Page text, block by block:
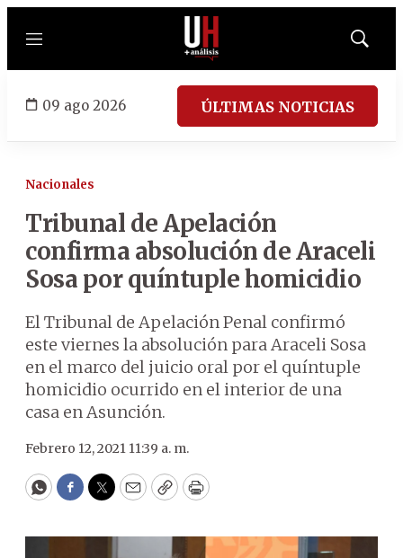
Menú
Mostrar
09 ago 2026 ÚLTIMAS NOTICIAS
Nacionales
Tribunal de Apelación
confirma absolución de Araceli
Sosa por quíntuple homicidio
El Tribunal de Apelación Penal confirmó
este viernes la absolución para Araceli Sosa
en el marco del juicio oral por el quíntuple
homicidio ocurrido en el interior de una
casa en Asunción.
Febrero 12, 2021 11:39 a. m.
WhatsApp
Facebook
Twitter
EmailCopyPrint